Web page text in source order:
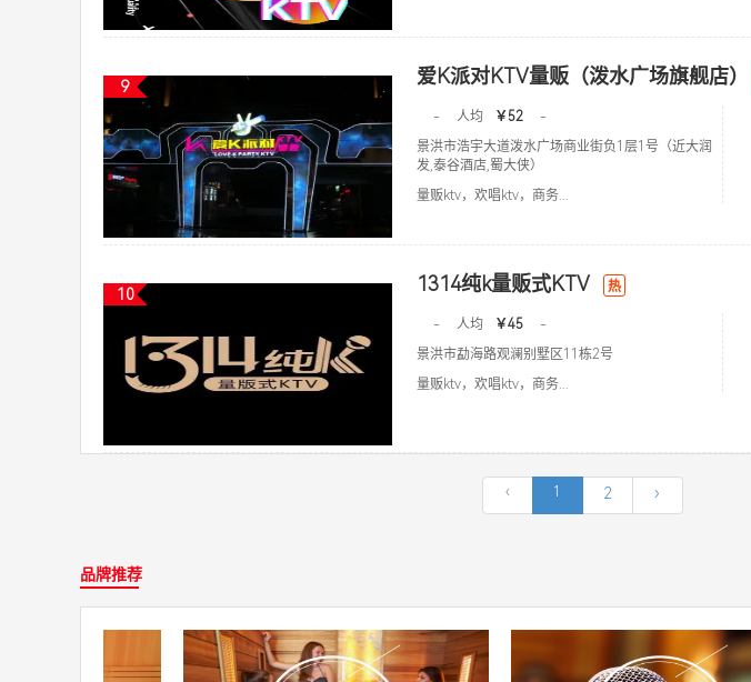
9 爱K派对KTV量贩（泼水广场旗舰店）
- 人均 ￥52
-
景洪市浩宇大道泼水广场商业街负1层1号（近大润
发,泰谷酒店,蜀大侠）
量贩ktv，欢唱ktv，商务...
10 1314纯k量贩式KTV 热
- 人均 ￥45
-
景洪市勐海路观澜别墅区11栋2号
量贩ktv，欢唱ktv，商务...
‹ 1 2 ›
品牌推荐